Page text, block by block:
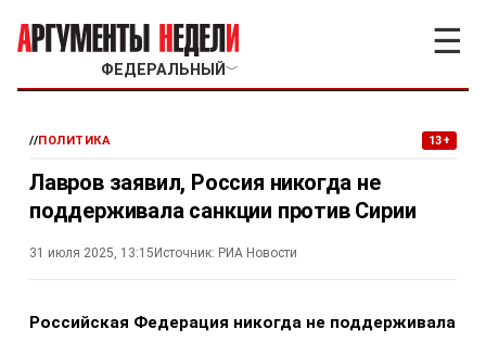
ФЕДЕРАЛЬНЫЙ ﹀
☰
//ПОЛИТИКА 13+
Лавров заявил, Россия никогда не
поддерживала санкции против Сирии
31 июля 2025, 13:15 Источник: РИА Новости
Российская Федерация никогда не поддерживала